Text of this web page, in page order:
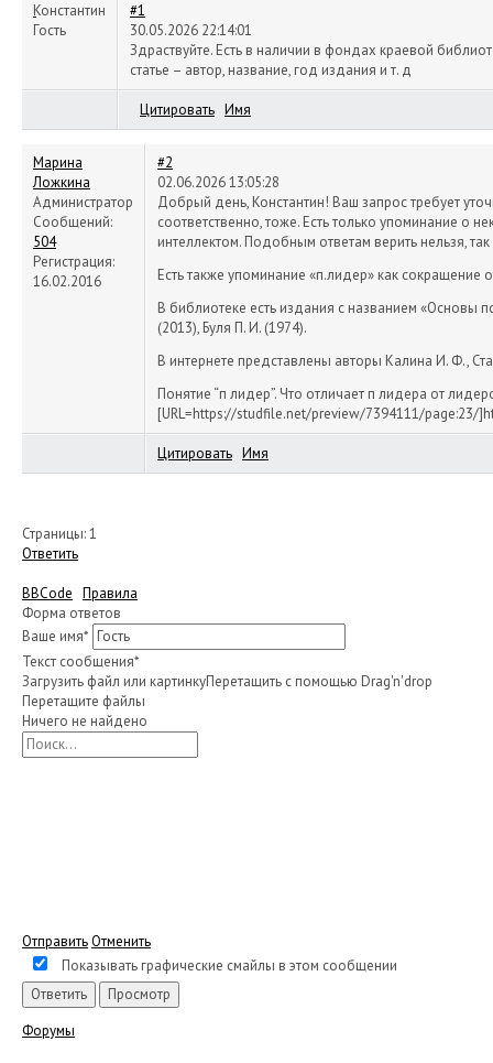
Константин
Гость
#1
30.05.2026 22:14:01
Здраствуйте. Есть в наличии в фондах краевой
статье – автор, название, год издания и т. д
Цитировать Имя
Марина
Ложкина
Администратор
Сообщений:
504
Регистрация:
16.02.2016
#2
02.06.2026 13:05:28
Добрый день, Константин! Ваш запрос требует
соответственно, тоже. Есть только упоминание о
интеллектом. Подобным ответам верить нельзя,
Есть также упоминание «п.лидер» как сокращение
В библиотеке есть издания с названием «Основы
(2013), Буля П. И. (1974).
В интернете представлены авторы Калина И. Ф.,
Понятие “п лидер”. Что отличает п лидера от
[URL=https://studfile.net/preview/7394111/page:23/
Цитировать Имя
Страницы:1
Ответить
BBCode Правила
Форма ответов
Ваше имя*
Текст сообщения*
Загрузить файл или картинкуПеретащить с помощью Drag'n'drop
Перетащите файлы
Ничего не найдено
ОтправитьОтменить
Показывать графические смайлы в этом сообщении
Форумы